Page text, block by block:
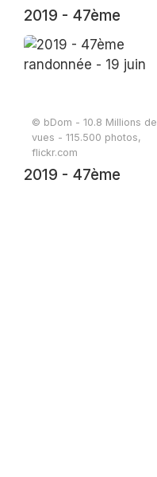
2019 - 47ème
randonnée - 19 juin
© bDom - 10.8 Millions de
vues - 115.500 photos,
flickr.com
2019 - 47ème